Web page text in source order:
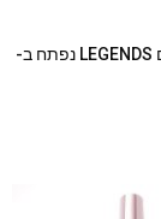
7 אטרקציות בכרטיס אחד: מתחם LEGENDS נפתח ב-